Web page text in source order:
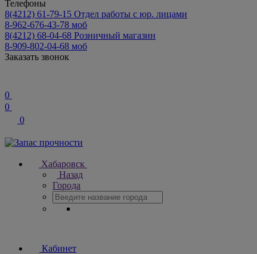
Телефоны
8(4212) 61-79-15 Отдел работы с юр. лицами
8-962-676-43-78 моб
8(4212) 68-04-68 Розничный магазин
8-909-802-04-68 моб
Заказать звонок
0
0
0
Хабаровск
Назад
Города
Кабинет